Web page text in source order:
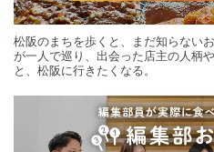
松阪のまちを歩くと、まだ知らない
が一人で巡り、出会った店主の人柄
と、松阪に行きたくなる。